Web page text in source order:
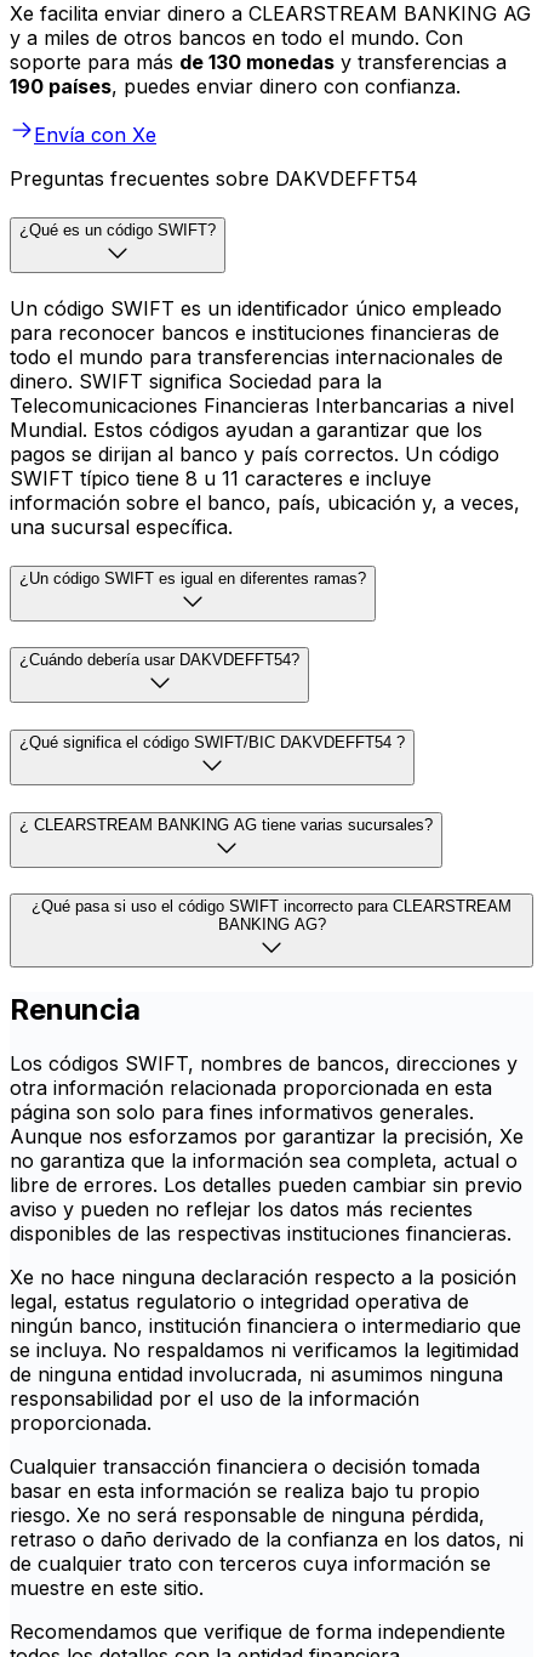
Xe facilita enviar dinero a CLEARSTREAM BANKING AG
y a miles de otros bancos en todo el mundo. Con
soporte para más de 130 monedas y transferencias a
190 países, puedes enviar dinero con confianza.
Envía con Xe
Preguntas frecuentes sobre DAKVDEFFT54
¿Qué es un código SWIFT?
Un código SWIFT es un identificador único empleado
para reconocer bancos e instituciones financieras de
todo el mundo para transferencias internacionales de
dinero. SWIFT significa Sociedad para la
Telecomunicaciones Financieras Interbancarias a nivel
Mundial. Estos códigos ayudan a garantizar que los
pagos se dirijan al banco y país correctos. Un código
SWIFT típico tiene 8 u 11 caracteres e incluye
información sobre el banco, país, ubicación y, a veces,
una sucursal específica.
¿Un código SWIFT es igual en diferentes ramas?
¿Cuándo debería usar DAKVDEFFT54?
¿Qué significa el código SWIFT/BIC DAKVDEFFT54 ?
¿ CLEARSTREAM BANKING AG tiene varias sucursales?
¿Qué pasa si uso el código SWIFT incorrecto para CLEARSTREAM
BANKING AG?
Renuncia
Los códigos SWIFT, nombres de bancos, direcciones y
otra información relacionada proporcionada en esta
página son solo para fines informativos generales.
Aunque nos esforzamos por garantizar la precisión, Xe
no garantiza que la información sea completa, actual o
libre de errores. Los detalles pueden cambiar sin previo
aviso y pueden no reflejar los datos más recientes
disponibles de las respectivas instituciones financieras.
Xe no hace ninguna declaración respecto a la posición
legal, estatus regulatorio o integridad operativa de
ningún banco, institución financiera o intermediario que
se incluya. No respaldamos ni verificamos la legitimidad
de ninguna entidad involucrada, ni asumimos ninguna
responsabilidad por el uso de la información
proporcionada.
Cualquier transacción financiera o decisión tomada
basar en esta información se realiza bajo tu propio
riesgo. Xe no será responsable de ninguna pérdida,
retraso o daño derivado de la confianza en los datos, ni
de cualquier trato con terceros cuya información se
muestre en este sitio.
Recomendamos que verifique de forma independiente